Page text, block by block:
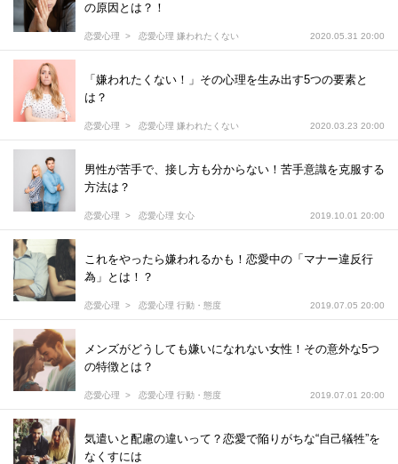
の原因とは？！
恋愛心理 恋愛心理 嫌われたくない 2020.05.31 20:00
「嫌われたくない！」その心理を生み出す5つの要素と
は？
恋愛心理 恋愛心理 嫌われたくない 2020.03.23 20:00
男性が苦手で、接し方も分からない！苦手意識を克服する
方法は？
恋愛心理 恋愛心理 女心 2019.10.01 20:00
これをやったら嫌われるかも！恋愛中の「マナー違反行
為」とは！？
恋愛心理 恋愛心理 行動・態度 2019.07.05 20:00
メンズがどうしても嫌いになれない女性！その意外な5つ
の特徴とは？
恋愛心理 恋愛心理 行動・態度 2019.07.01 20:00
気遣いと配慮の違いって？恋愛で陥りがちな“自己犠牲”を
なくすには